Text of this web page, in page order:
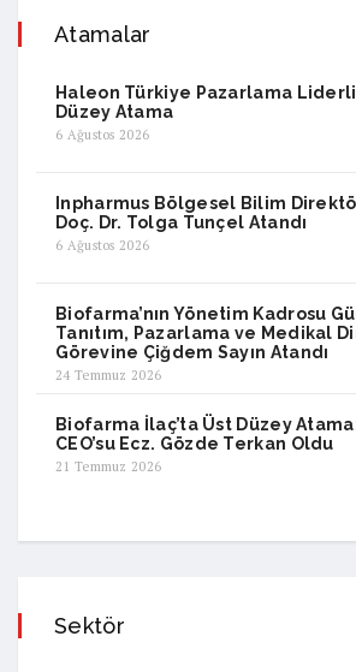
Atamalar
Haleon Türkiye Pazarlama
Düzey Atama
6 Ağustos 2026
Inpharmus Bölgesel Bilim
Doç. Dr. Tolga Tunçel Atandı
6 Ağustos 2026
Biofarma’nın Yönetim Kadrosu
Tanıtım, Pazarlama ve Medikal
Görevine Çiğdem Sayın Atandı
24 Temmuz 2026
Biofarma İlaç’ta Üst Düzey
CEO’su Ecz. Gözde Terkan Oldu
21 Temmuz 2026
Sektör